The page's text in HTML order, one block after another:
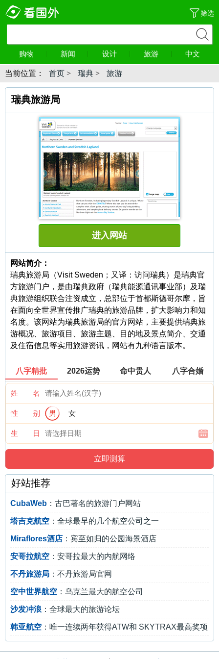
筛选
购物 新闻 设计 旅游 中文
当前位置： 首页 > 瑞典 > 旅游
瑞典旅游局
进入网站
网站简介：
瑞典旅游局（Visit Sweden；又译：访问瑞典）是瑞典官
方旅游门户，是由瑞典政府（瑞典能源通讯事业部）及瑞
典旅游组织联合注资成立，总部位于首都斯德哥尔摩，旨
在面向全世界宣传推广瑞典的旅游品牌，扩大影响力和知
名度。该网站为瑞典旅游局的官方网站，主要提供瑞典旅
游概况、旅游项目、旅游主题、目的地及景点简介、交通
及住宿信息等实用旅游资讯，网站有九种语言版本。
八字精批 2026运势 命中贵人 八字合婚
姓 名
性 别 男 女
生 日
好站推荐
CubaWeb ：古巴著名的旅游门户网站
塔吉克航空 ：全球最早的几个航空公司之一
Miraflores酒店 ：宾至如归的公园海景酒店
安哥拉航空 ：安哥拉最大的内航网络
不丹旅游局 ：不丹旅游局官网
空中世界航空 ：乌克兰最大的航空公司
沙发冲浪 ：全球最大的旅游论坛
韩亚航空 ：唯一连续两年获得ATW和 SKYTRAX最高奖项